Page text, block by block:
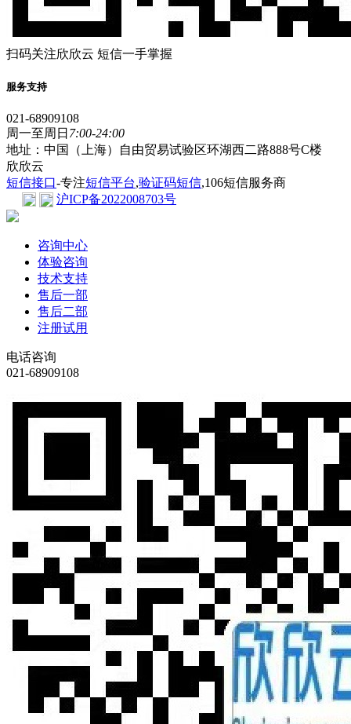
扫码关注欣欣云 短信一手掌握
服务支持
021-68909108
周一至周日 7:00-24:00
地址：中国（上海）自由贸易试验区环湖西二路888号C楼
欣欣云
短信接口-专注短信平台,验证码短信,106短信服务商
沪ICP备2022008703号
咨询中心
体验咨询
技术支持
售后一部
售后二部
注册试用
电话咨询
021-68909108